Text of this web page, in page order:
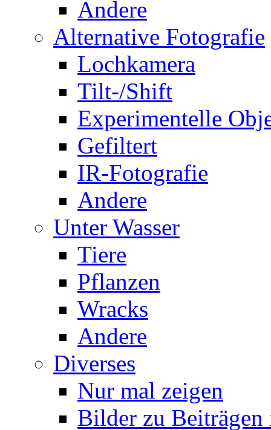
Andere
Alternative Fotografie
Lochkamera
Tilt-/Shift
Experimentelle
Gefiltert
IR-Fotografie
Andere
Unter Wasser
Tiere
Pflanzen
Wracks
Andere
Diverses
Nur mal zeigen
Bilder zu